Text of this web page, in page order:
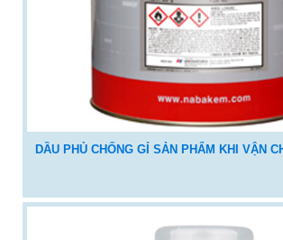
DẦU PHỦ CHỐNG GỈ SẢN PHẨM KHI VẬN